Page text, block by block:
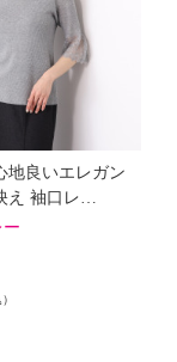
地良いエレガン
え 袖口レ…
ー